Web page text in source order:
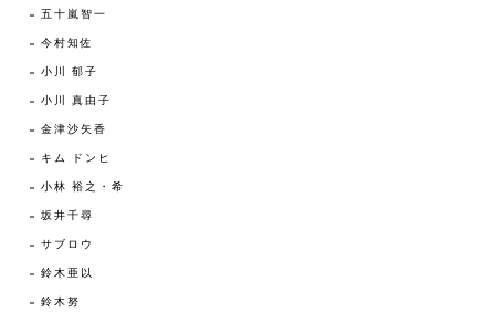
五十嵐智一
今村知佐
小川 郁子
小川 真由子
金津沙矢香
キム ドンヒ
小林 裕之・希
坂井千尋
サブロウ
鈴木亜以
鈴木努